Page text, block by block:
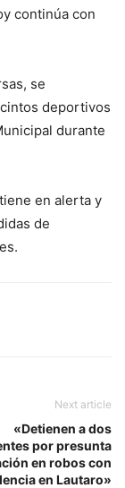
continúa con
se
deportivos
durante
en alerta y
de
Next article
«Detienen a dos
por presunta
en robos con
en Lautaro»